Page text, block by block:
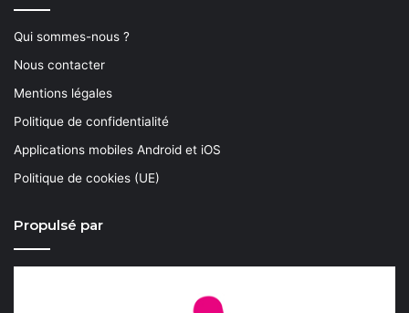
Qui sommes-nous ?
Nous contacter
Mentions légales
Politique de confidentialité
Applications mobiles Android et iOS
Politique de cookies (UE)
Propulsé par